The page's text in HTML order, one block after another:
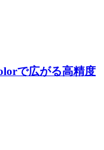
で広がる高精度